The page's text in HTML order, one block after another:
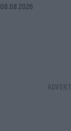
08.08.2026